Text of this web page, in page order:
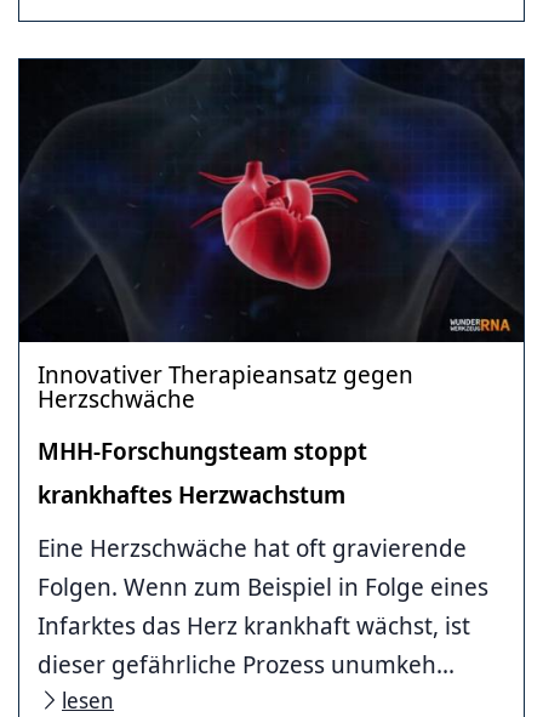
Innovativer Therapieansatz gegen
Herzschwäche
MHH-Forschungsteam stoppt
krankhaftes Herzwachstum
Eine Herzschwäche hat oft gravierende
Folgen. Wenn zum Beispiel in Folge eines
Infarktes das Herz krankhaft wächst, ist
dieser gefährliche Prozess unumkeh...
lesen